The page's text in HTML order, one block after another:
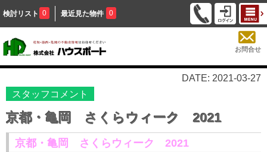
検討リスト 0 最近見た物件 0
お問合せ
DATE: 2021-03-27
スタッフコメント
京都・亀岡 さくらウィーク 2021
京都・亀岡 さくらウィーク 2021